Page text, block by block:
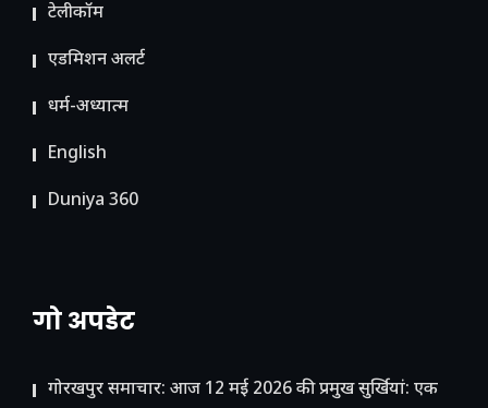
टेलीकॉम
ए​डमिशन अलर्ट
धर्म-अध्यात्म
English
Duniya 360
गो अपडेट
गोरखपुर समाचार: आज 12 मई 2026 की प्रमुख सुर्खियां: एक